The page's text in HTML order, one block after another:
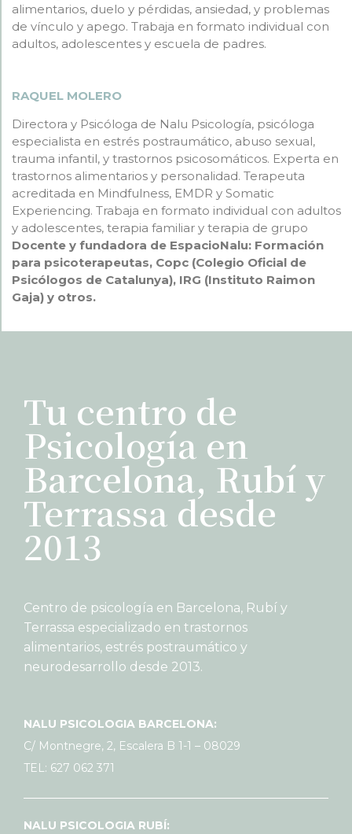
alimentarios, duelo y pérdidas, ansiedad, y problemas
de vínculo y apego. Trabaja en formato individual con
adultos, adolescentes y escuela de padres.
RAQUEL MOLERO
Directora y Psicóloga de Nalu Psicología, psicóloga
especialista en estrés postraumático, abuso sexual,
trauma infantil, y trastornos psicosomáticos. Experta en
trastornos alimentarios y personalidad. Terapeuta
acreditada en Mindfulness, EMDR y Somatic
Experiencing. Trabaja en formato individual con adultos
y adolescentes, terapia familiar y terapia de grupo
Docente y fundadora de EspacioNalu: Formación
para psicoterapeutas, Copc (Colegio Oficial de
Psicólogos de Catalunya), IRG (Instituto Raimon
Gaja) y otros.
Tu centro de
Psicología en
Barcelona, Rubí y
Terrassa desde
2013
Centro de psicología en Barcelona, Rubí y
Terrassa especializado en trastornos
alimentarios, estrés postraumático y
neurodesarrollo desde 2013.
NALU PSICOLOGIA BARCELONA:
C/ Montnegre, 2, Escalera B 1-1 – 08029
TEL: 627 062 371
NALU PSICOLOGIA RUBÍ: